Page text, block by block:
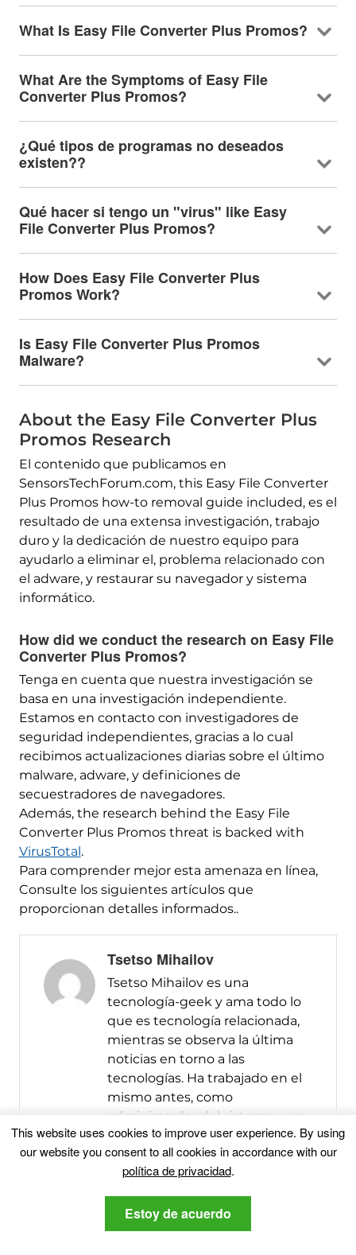
What Is Easy File Converter Plus Promos?
What Are the Symptoms of Easy File
Converter Plus Promos?
¿Qué tipos de programas no deseados
existen??
Qué hacer si tengo un "virus" like Easy
File Converter Plus Promos?
How Does Easy File Converter Plus
Promos Work?
Is Easy File Converter Plus Promos
Malware?
About the Easy File Converter Plus
Promos Research
El contenido que publicamos en
SensorsTechForum.com, this Easy File Converter
Plus Promos how-to removal guide included, es el
resultado de una extensa investigación, trabajo
duro y la dedicación de nuestro equipo para
ayudarlo a eliminar el, problema relacionado con
el adware, y restaurar su navegador y sistema
informático.
How did we conduct the research on Easy File
Converter Plus Promos?
Tenga en cuenta que nuestra investigación se
basa en una investigación independiente.
Estamos en contacto con investigadores de
seguridad independientes, gracias a lo cual
recibimos actualizaciones diarias sobre el último
malware, adware, y definiciones de
secuestradores de navegadores.
Además, the research behind the Easy File
Converter Plus Promos threat is backed with
VirusTotal.
Para comprender mejor esta amenaza en línea,
Consulte los siguientes artículos que
proporcionan detalles informados..
Tsetso Mihailov
Tsetso Mihailov es una
tecnología-geek y ama todo lo
que es tecnología relacionada,
mientras se observa la última
noticias en torno a las
tecnologías. Ha trabajado en el
mismo antes, como
administrador del sistema y un
técnico de reparación de equipo.
Tratar con el malware desde su
adolescencia, Él está decidido a
amenazas más recientes en
torno a la seguridad informática.
This website uses cookies to improve user experience. By using
our website you consent to all cookies in accordance with our
política de privacidad.
Estoy de acuerdo